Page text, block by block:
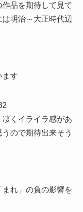
品を期待して見て
明治～大正時代辺
ます
くイライラ感があ
ので期待出来そう
まれ」の負の影響を